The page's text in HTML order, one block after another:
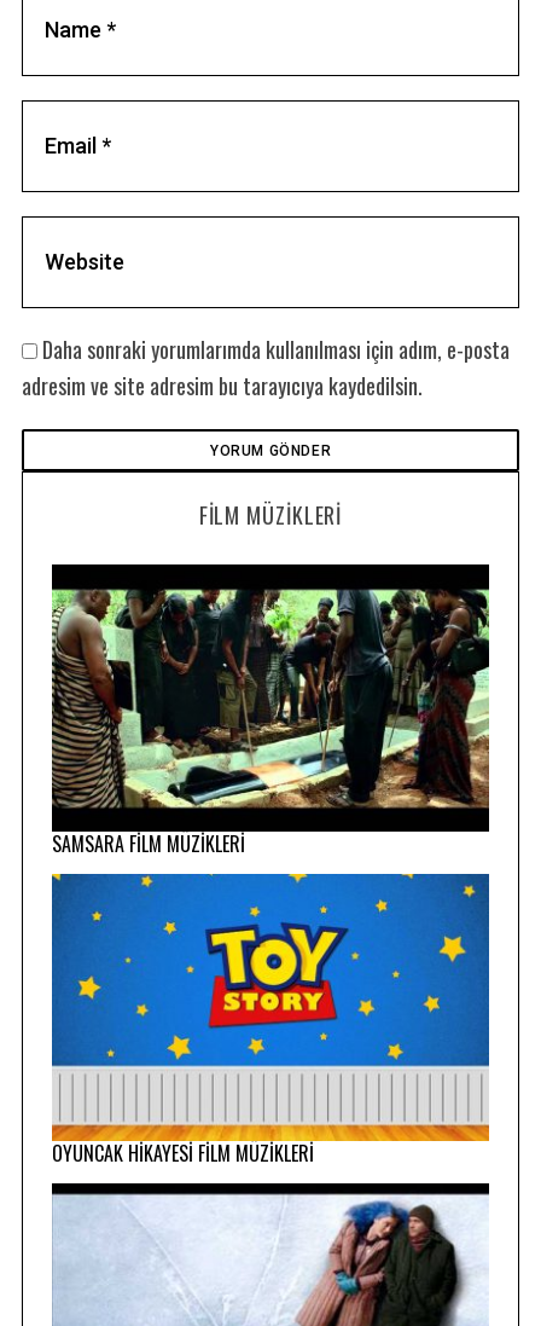
Daha sonraki yorumlarımda kullanılması için adım, e-posta
adresim ve site adresim bu tarayıcıya kaydedilsin.
FILM MÜZIKLERI
SAMSARA FİLM MÜZİKLERİ
OYUNCAK HİKAYESİ FİLM MÜZİKLERİ
o